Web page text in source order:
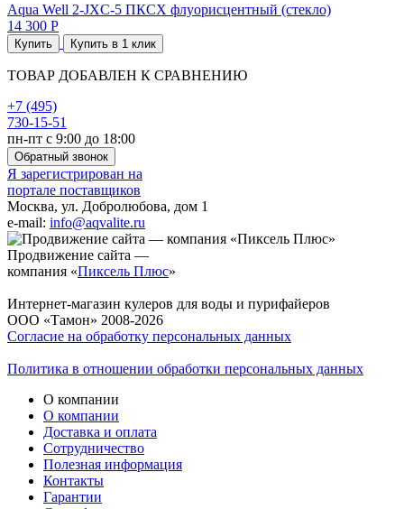
Aqua Well 2-JXC-5 ПКСХ флуорисцентный (стекло)
14 300 Р
Купить Купить в 1 клик
ТОВАР ДОБАВЛЕН К СРАВНЕНИЮ
+7 (495)
730-15-51
пн-пт с 9:00 до 18:00
Обратный звонок
Я зарегистрирован на
портале поставщиков
Москва, ул. Добролюбова, дом 1
e-mail: info@aqvalite.ru
Продвижение сайта —
компания «Пиксель Плюс»
Интернет-магазин кулеров для воды и пурифайеров
ООО «Тамон» 2008-2026
Согласие на обработку персональных данных
Политика в отношении обработки персональных данных
О компании
О компании
Доставка и оплата
Сотрудничество
Полезная информация
Контакты
Гарантии